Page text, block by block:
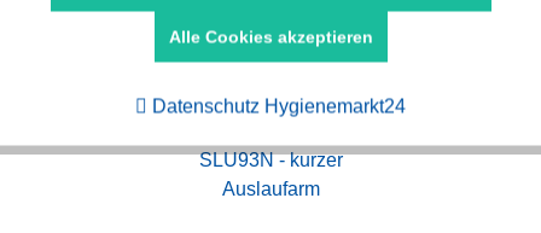
Aktiv
Alle Cookies akzeptieren
Datenschutz Hygienemarkt24